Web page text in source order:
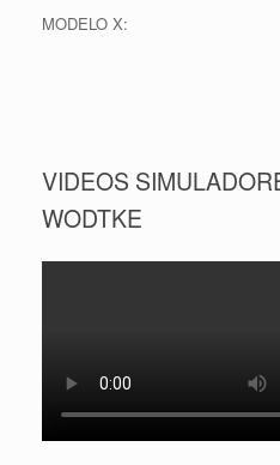
MODELO X:
VIDEOS
WODTKE